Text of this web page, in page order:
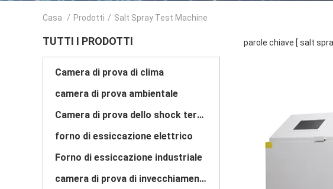
Casa / Prodotti / Salt Spray Test Machine
TUTTI I PRODOTTI
Camera di prova di clima
camera di prova ambientale
Camera di prova dello shock termico
forno di essiccazione elettrico
Forno di essiccazione industriale
camera di prova di invecchiamento
parole chiave [ salt